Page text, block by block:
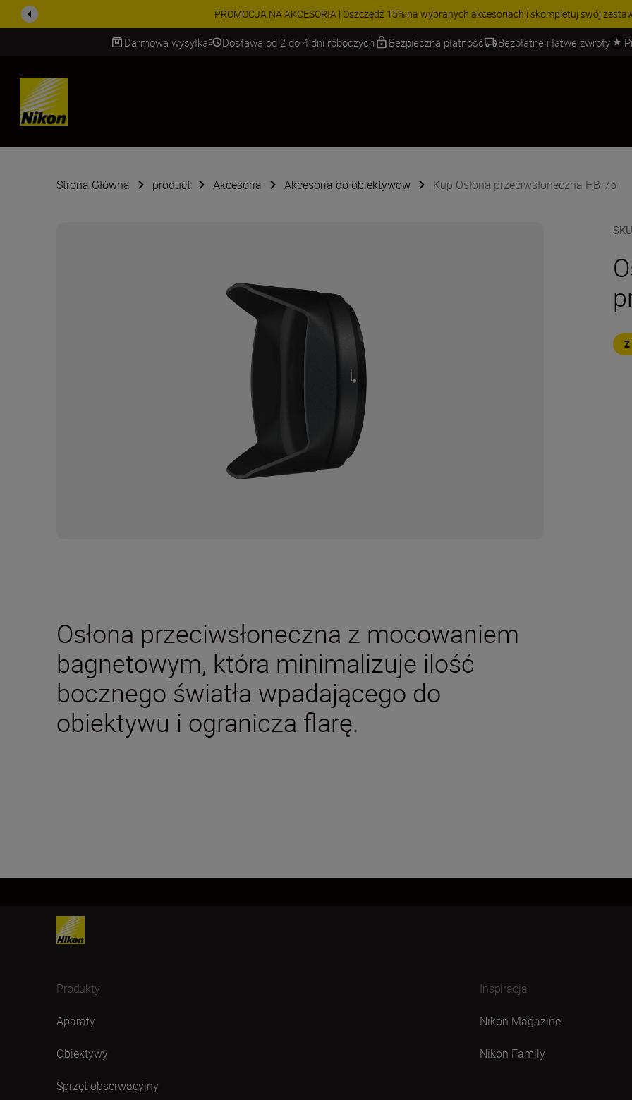
PROMOCJA NA AKCESORIA | Oszczędź 15% na wybranych akcesoriach i skompletuj swój
Darmowa wysyłka Dostawa od 2 do 4 dni roboczych Bezpieczna płatność Bezpłatne i łatwe zwroty
SKIP
Strona Główna product Akcesoria Akcesoria do obiektywów Kup Osłona przeciwsłoneczna HB-75
SKU
Osłona przeciwsłoneczna z mocowaniem
bagnetowym, która minimalizuje ilość
bocznego światła wpadającego do
obiektywu i ogranicza flarę.
Produkty
Aparaty
Obiektywy
Sprzęt obserwacyjny
Inspiracja
Nikon Magazine
Nikon Family